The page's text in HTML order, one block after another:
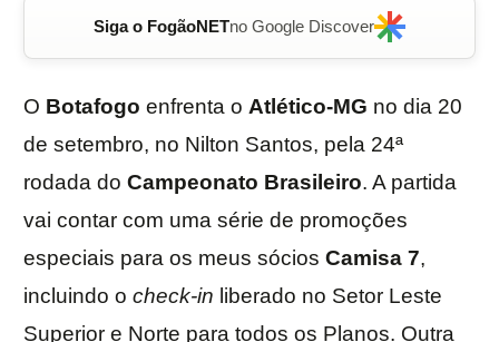
Siga o FogãoNETno Google Discover
O Botafogo enfrenta o Atlético-MG no dia 20
de setembro, no Nilton Santos, pela 24ª
rodada do Campeonato Brasileiro. A partida
vai contar com uma série de promoções
especiais para os meus sócios Camisa 7,
incluindo o check-in liberado no Setor Leste
Superior e Norte para todos os Planos. Outra